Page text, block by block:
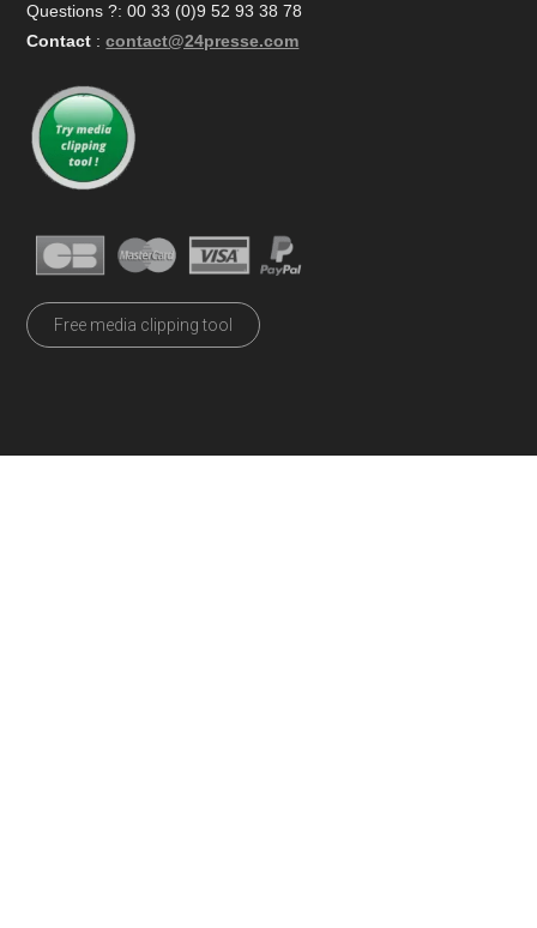
Questions ?: 00 33 (0)9 52 93 38 78
Contact : contact@24presse.com
Free media clipping tool